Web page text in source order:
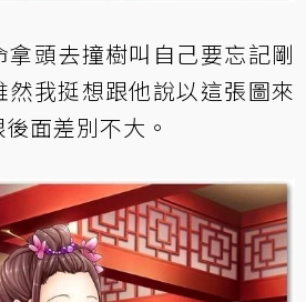
頭去撞樹叫自己要忘記剛
然我挺想跟他說以這張圖來
面差別不大。